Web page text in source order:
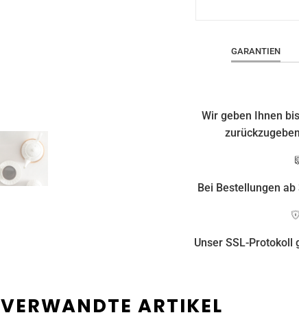
GARANTIEN
Wir geben Ihnen
Bei Bestellungen
Unser SSL-
VERWANDTE ARTIKEL